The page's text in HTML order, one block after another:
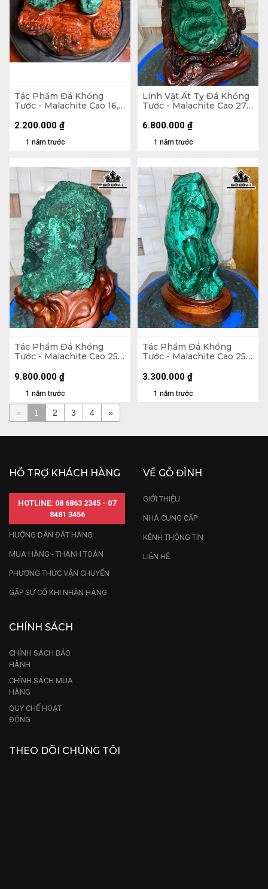
Tác Phẩm Đá Khổng
Tước - Malachite Cao 16,5
1 năm trước
2.200.000 ₫
Linh Vật Ất Tỵ Đá Khổng
Tước - Malachite Cao 27
1 năm trước
6.800.000 ₫
Tác Phẩm Đá Khổng
Tước - Malachite Cao 25
1 năm trước
9.800.000 ₫
Tác Phẩm Đá Khổng
Tước - Malachite Cao 25
1 năm trước
3.300.000 ₫
« 1 2 3 4 »
HỖ TRỢ KHÁCH HÀNG
HOTLINE: 08 6863 2345 - 07
8481 3456
HƯỚNG DẪN ĐẶT HÀNG
MUA HÀNG - THANH TOÁN
PHƯƠNG THỨC VẬN CHUYỂN
GẶP SỰ CỐ KHI NHẬN HÀNG
VỀ GỖ ĐỈNH
GIỚI THIỆU
NHÀ CUNG CẤP
KÊNH THÔNG TIN
LIÊN HỆ
CHÍNH SÁCH
CHÍNH SÁCH BẢO
HÀNH
CHÍNH SÁCH MUA
HÀNG
QUY CHẾ HOẠT
ĐỘNG
THEO DÕI CHÚNG TÔI